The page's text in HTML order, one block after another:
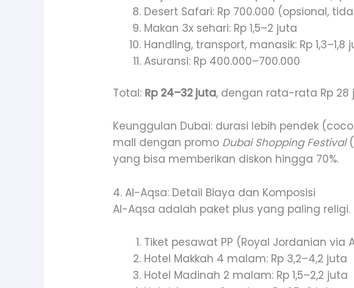
Desert Safari: Rp 700.000 (opsional,
Makan 3x sehari: Rp 1,5–2 juta
Handling, transport, manasik: Rp 1,3–1,8
Asuransi: Rp 400.000–700.000
Total: Rp 24–32 juta, dengan rata-rata Rp 28
Keunggulan Dubai: durasi lebih pendek
mall dengan promo Dubai Shopping Festival
yang bisa memberikan diskon hingga 70%.
4. Al-Aqsa: Detail Biaya dan Komposisi
Al-Aqsa adalah paket plus yang paling religi.
Tiket pesawat PP (Royal Jordanian via
Hotel Makkah 4 malam: Rp 3,2–4,2 juta
Hotel Madinah 2 malam: Rp 1,5–2,2 juta